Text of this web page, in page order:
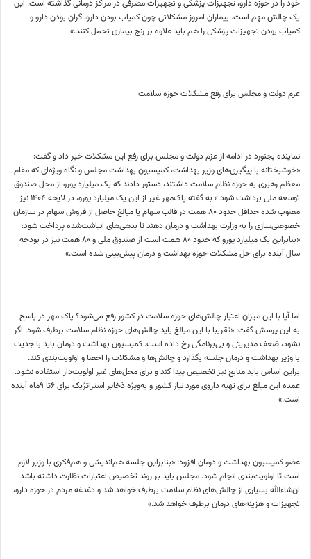
خود را در حوزه دارو، تجهیزات پزشکی و تجهیزات مصرفی در مراکز درمانی گذاشته است. این
یک چالش مهم است. بیماران امروز مشکلاتی چون کمیاب بودن دارو، گران بودن دارو و
کمیاب بودن تجهیزات پزشکی را هم باید علاوه بر رنج بیماری تحمل کنند.»
عزم دولت و مجلس برای رفع مشکلات حوزه سلامت
نماینده بجنورد در ادامه از عزم دولت و مجلس برای رفع این مشکلات خبر داد و گفت:
«خوشبختانه با پیگیری‌‌‌های وزیر بهداشت، کمیسیون بهداشت مجلس و نگاه ویژه‌‌‌ای که مقام
معظم رهبری به حوزه نظام سلامت داشتند، دستور دادند که یک میلیارد یورو از محل صندوق
توسعه ملی برداشت شود.» به گفته پاک‌‌‌مهر غیر از این یک میلیارد یورو، در لایحه ۱۴۰۴ نیز
مصوب شده حداقل حدود ۸۰ همت در قالب سهام یا مبالغ حاصل از فروش سهام در سازمان
خصوصی‌‌‌سازی را به وزارت بهداشت و درمان دهند تا بدهی‌‌‌های انباشت‌‌‌شده پرداخت شود:
«بنابراین یک میلیارد یورو که حدود ۸۰ همت است از صندوق ملی و ۸۰ همت نیز در بودجه
سال آینده برای حل مشکلات حوزه بهداشت و درمان پیش‌بینی‌‌‌ شده است.»
اما آیا با این میزان اعتبار چالش‌‌‌های حوزه سلامت در کشور رفع می‌شود؟ پاک مهر در پاسخ
به این پرسش گفت: «تقریبا با این مبالغ باید چالش‌‌‌های حوزه نظام سلامت برطرف شود. اگر
نشود، ضعف مدیریتی و بی‌‌‌برنامگی رخ داده است. کمیسیون بهداشت و درمان باید با جدیت
با وزیر بهداشت و درمان جلسه بگذارد و چالش‌‌‌ها و مشکلات را احصا و اولویت‌‌‌بندی کند.
براین اساس باید منابع نیز تخصیص پیدا کند و برای محل‌‌‌های غیر اولویت‌‌‌دار استفاده نشود.
عمده این مبلغ برای تهیه داروی مورد نیاز کشور و به‌ویژه ذخایر استراتژیک برای ۶تا ۹ماه آینده
است.»
عضو کمیسیون بهداشت و درمان افزود: «بنابراین جلسه هم‌‌‌اندیشی و هم‌‌‌فکری با وزیر لازم
است تا اولویت‌‌‌بندی انجام شود. مجلس باید بر روند تخصیص اعتبارات نظارت داشته باشد.
ان‌شاءالله بسیاری از چالش‌‌‌های نظام سلامت برطرف خواهد شد و دغدغه مردم در حوزه دارو،
تجهیزات و هزینه‌‌‌های درمان برطرف خواهد شد.»